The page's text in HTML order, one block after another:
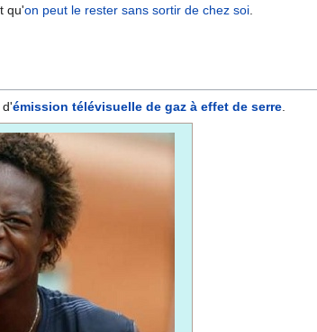
qu'on peut le rester sans sortir de chez soi
émission télévisuelle de gaz à effet de serre